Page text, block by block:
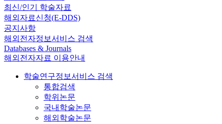
최신/인기 학술자료
해외자료신청(E-DDS)
공지사항
해외전자정보서비스 검색
Databases & Journals
해외전자자료 이용안내
학술연구정보서비스 검색
통합검색
학위논문
국내학술논문
해외학술논문